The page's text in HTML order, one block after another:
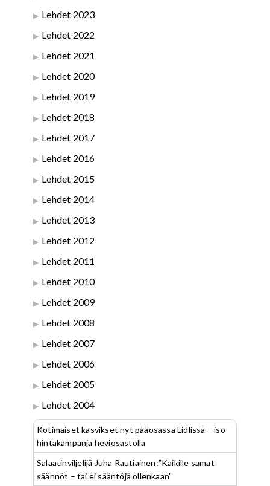
Lehdet 2023
Lehdet 2022
Lehdet 2021
Lehdet 2020
Lehdet 2019
Lehdet 2018
Lehdet 2017
Lehdet 2016
Lehdet 2015
Lehdet 2014
Lehdet 2013
Lehdet 2012
Lehdet 2011
Lehdet 2010
Lehdet 2009
Lehdet 2008
Lehdet 2007
Lehdet 2006
Lehdet 2005
Lehdet 2004
Kotimaiset kasvikset nyt pääosassa Lidlissä – iso
hintakampanja heviosastolla
Salaatinviljelijä Juha Rautiainen:”Kaikille samat
säännöt – tai ei sääntöjä ollenkaan”